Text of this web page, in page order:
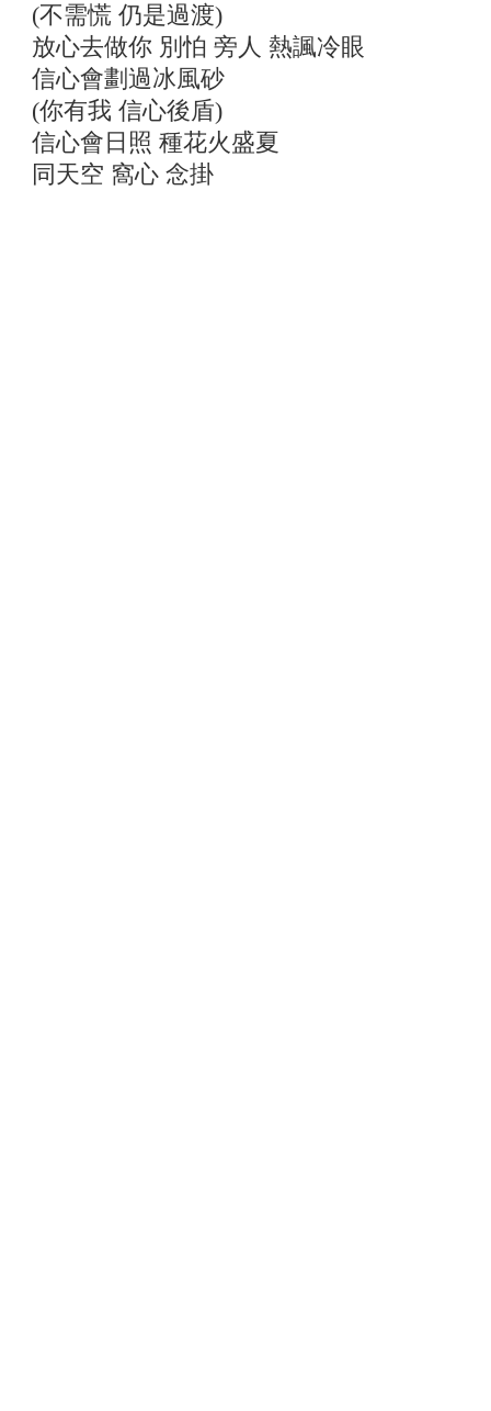
(不需慌 仍是過渡)
放心去做你 別怕 旁人 熱諷冷眼
信心會劃過冰風砂
(你有我 信心後盾)
信心會日照 種花火盛夏
同天空 窩心 念掛